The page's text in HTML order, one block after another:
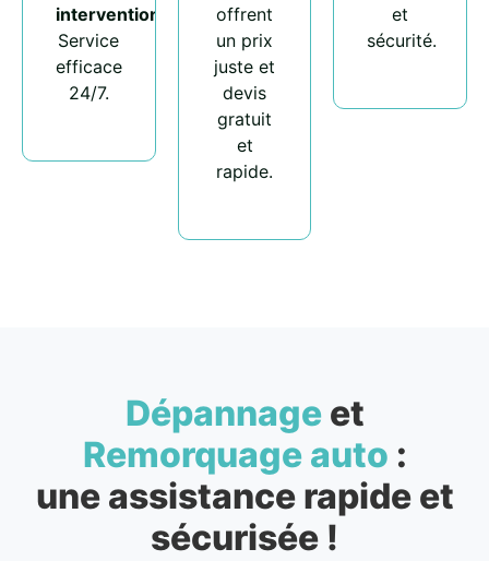
intervention
Service
efficace
24/7.
offrent
un prix
juste et
devis
gratuit
et
rapide.
et
sécurité.
Dépannageet
Remorquage auto :
une assistance rapide et
sécurisée !